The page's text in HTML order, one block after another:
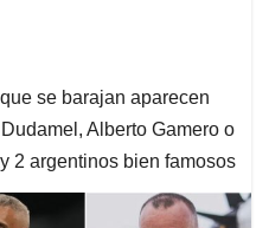
se barajan aparecen
Alberto Gamero o
2 argentinos bien famosos